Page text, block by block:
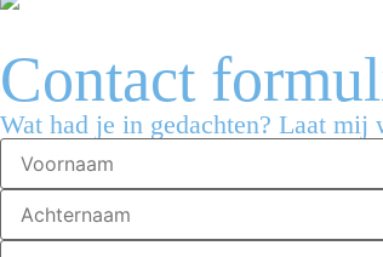
Contact
Wat had je in gedachten? Laat mij